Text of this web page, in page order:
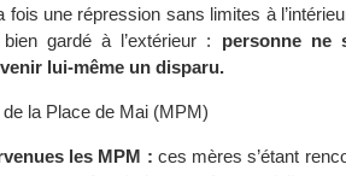
une répression sans limites à
gardé à l’extérieur : personne ne
lui-même un disparu.
la Place de Mai (MPM)
les MPM : ces mères s’étant